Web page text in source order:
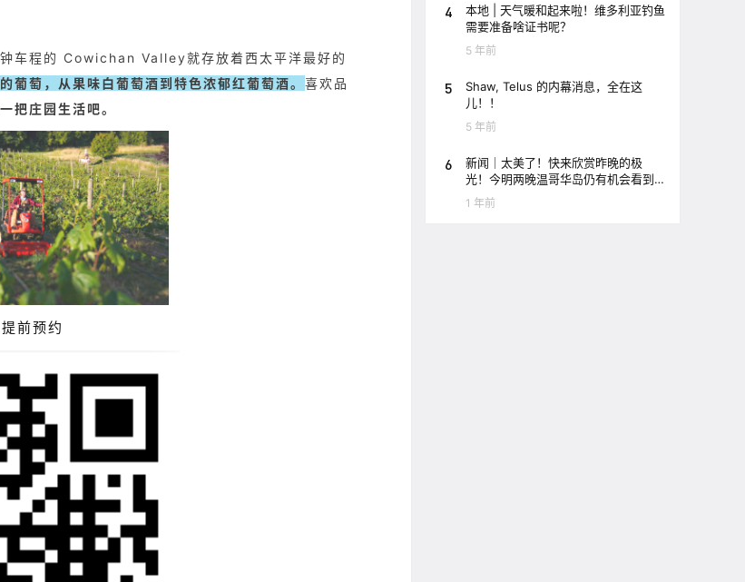
车程的 Cowichan Valley就存放着西太平洋最好的
葡萄，从果味白葡萄酒到特色浓郁红葡萄酒。喜欢品
把庄园生活吧。
前预约
4
本地 | 天气暖和起来啦！维多利亚钓鱼
需要准备啥证书呢？
5 年前
5
Shaw, Telus 的内幕消息，全在这
儿！！
5 年前
6
新闻｜太美了！快来欣赏昨晚的极
光！今明两晚温哥华岛仍有机会看到
极光哦！
1 年前